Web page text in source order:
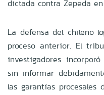
dictada contra Zepeda
La defensa del chileno
proceso anterior. El
investigadores
sin informar
las garantías procesales